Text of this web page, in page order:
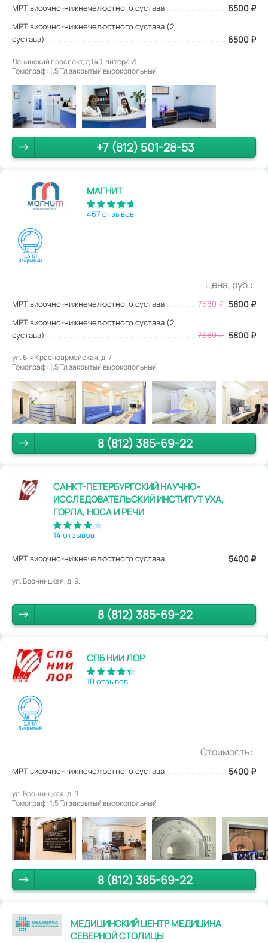
МРТ височно-нижнечелюстного сустава 6500 ₽
МРТ височно-нижнечелюстного сустава (2
сустава)
6500 ₽
Ленинский проспект, д.140, литера И.
Томограф: 1,5 Тл закрытый высокопольный
+7 (812) 501-28-53
МАГНИТ
467 отзывов
Цена, руб.:
МРТ височно-нижнечелюстного сустава 7580₽ 5800 ₽
МРТ височно-нижнечелюстного сустава (2
сустава)
7580 ₽ 5800 ₽
ул. 6-я Красноармейская, д. 7.
Томограф: 1,5 Тл закрытый высокопольный
8 (812) 385-69-22
САНКТ-ПЕТЕРБУРГСКИЙ НАУЧНО-
ИССЛЕДОВАТЕЛЬСКИЙ ИНСТИТУТ УХА,
ГОРЛА, НОСА И РЕЧИ
14 отзывов
МРТ височно-нижнечелюстного сустава 5400 ₽
ул. Бронницкая, д. 9.
8 (812) 385-69-22
СПБ НИИ ЛОР
10 отзывов
Стоимость:
МРТ височно-нижнечелюстного сустава 5400 ₽
ул. Бронницкая, д. 9 .
Томограф: 1,5 Тл закрытый высокопольный
8 (812) 385-69-22
МЕДИЦИНСКИЙ ЦЕНТР МЕДИЦИНА
СЕВЕРНОЙ СТОЛИЦЫ